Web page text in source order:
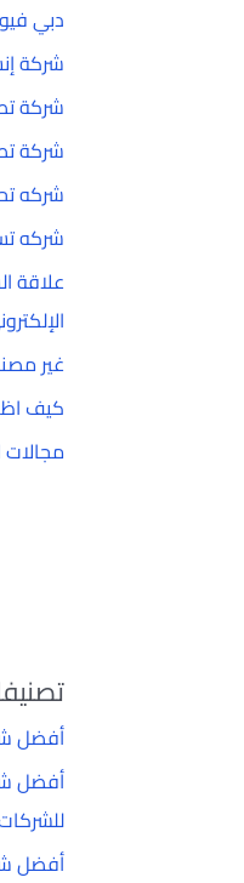
دبي
شركة
شركة
شركة
شركه
شركه
علاقة
غير
كيف
مجالات
أفضل
أفضل
أفضل